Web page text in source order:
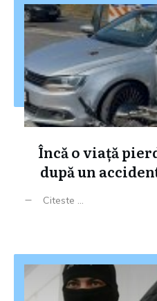
Încă o viață
după un
Citeste ...